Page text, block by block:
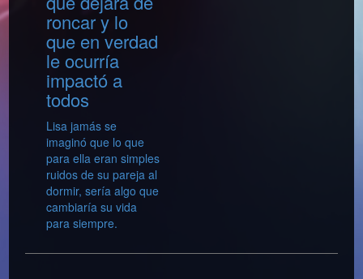
roncar y lo
que en verdad
le ocurría
impactó a
todos
Lisa jamás se
imaginó que lo que
para ella eran simples
ruidos de su pareja al
dormir, sería algo que
cambiaría su vida
para siempre.